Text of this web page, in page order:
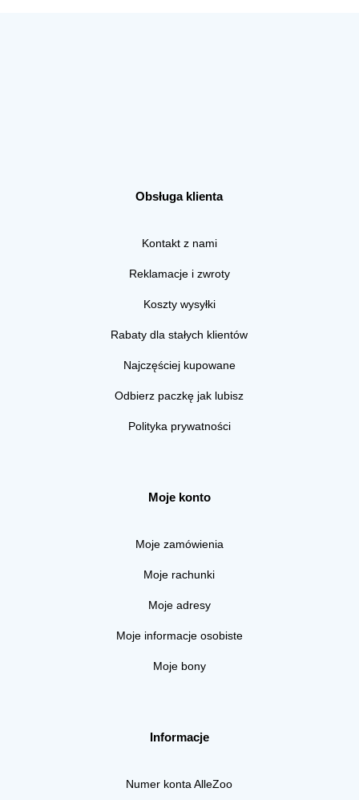
Obsługa klienta
Kontakt z nami
Reklamacje i zwroty
Koszty wysyłki
Rabaty dla stałych klientów
Najczęściej kupowane
Odbierz paczkę jak lubisz
Polityka prywatności
Moje konto
Moje zamówienia
Moje rachunki
Moje adresy
Moje informacje osobiste
Moje bony
Informacje
Numer konta AlleZoo